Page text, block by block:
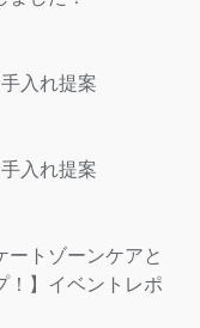
入れ提案
入れ提案
ートゾーンケアと
！】イベントレポ